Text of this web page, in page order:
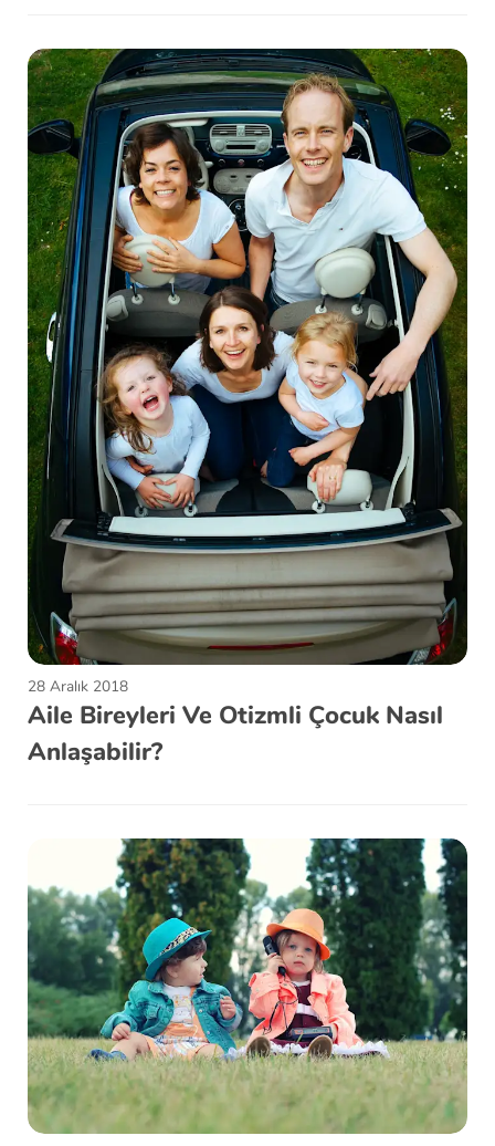
28 Aralık 2018
Aile Bireyleri Ve Otizmli Çocuk Nasıl
Anlaşabilir?